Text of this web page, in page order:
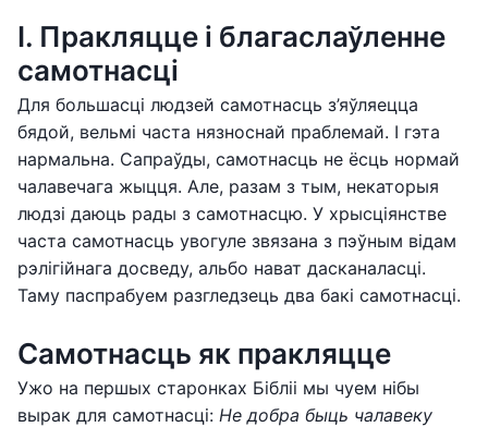
І. Пракляцце і благаслаўленне
самотнасці
Для большасці людзей самотнасць з’яўляецца
бядой, вельмі часта нязноснай праблемай. І гэта
нармальна. Сапраўды, самотнасць не ёсць нормай
чалавечага жыцця. Але, разам з тым, некаторыя
людзі даюць рады з самотнасцю. У хрысціянстве
часта самотнасць увогуле звязана з пэўным відам
рэлігійнага досведу, альбо нават дасканаласці.
Таму паспрабуем разгледзець два бакі самотнасці.
Самотнасць як пракляцце
Ужо на першых старонках Бібліі мы чуем нібы
вырак для самотнасці: Не добра быць чалавеку